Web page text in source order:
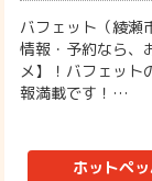
バフェット（綾
情報・予約なら、
メ】！バフェット
報満載です！…
ホットペ